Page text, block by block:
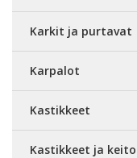
Karkit ja purtavat
Karpalot
Kastikkeet
Kastikkeet ja